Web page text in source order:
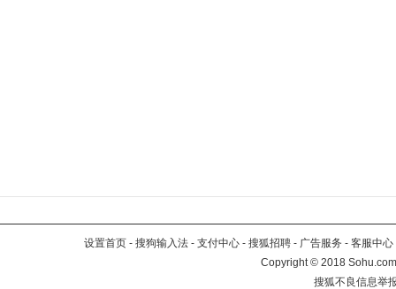
设置首页 - 搜狗输入法 - 支付中心 - 搜狐招聘 - 广告服务 - 客服中心
Copyright©2018
搜狐不良信息举